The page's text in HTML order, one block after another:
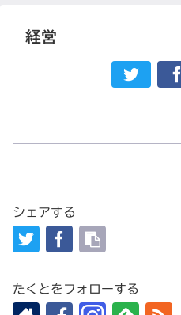
経営
シェアする
たくとをフォローする